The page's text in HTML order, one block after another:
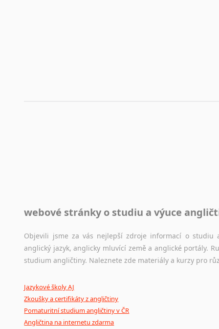
Jazykový korpus je elektronický soubor autentických
původního zdroje textu.
Ostatní pomůcky pro překladatele
poradny a pravidla
webové stránky o studiu a výuce
Objevili jsme za vás nejlepší zdroje informací o studiu
anglický jazyk, anglicky mluvící země a anglické portály.
studium angličtiny. Naleznete zde materiály a kurzy pro
Jazykové školy AJ
Zkoušky a certifikáty z angličtiny
Pomaturitní studium angličtiny v ČR
Angličtina na internetu zdarma